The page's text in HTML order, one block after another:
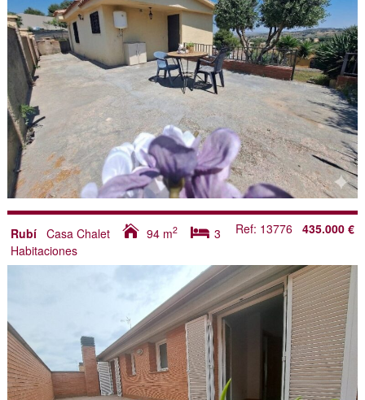
RubíCasa Chalet 94 m2
3
Habitaciones
Ref: 13776435.000 €